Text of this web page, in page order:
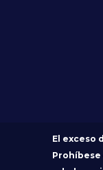
El exceso
Prohíbese